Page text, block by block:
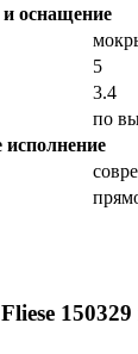
оснащение
5
3.4
по
150329